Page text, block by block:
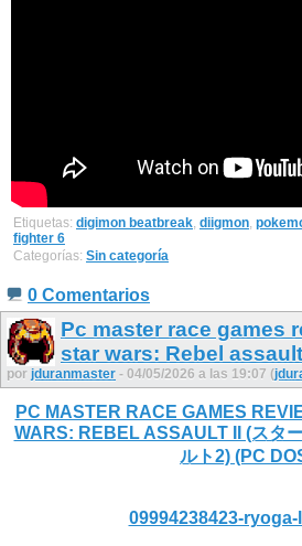
Etiquetas: digimon beatbreak, diigmon,
fighter 6
Categorías: Sin categoría
0 Comentarios
Pc master race games
star wars: Rebel
por jduranmaster - 04/05/2026 a las 19:07 (
PC MASTER RACE GAMES
WARS: REBEL ASSAULT II (スタ
ルト2) (PC
09994238423-